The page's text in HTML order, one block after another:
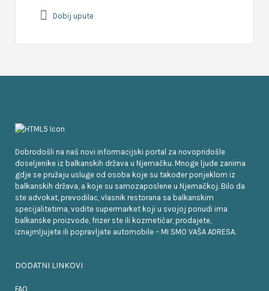
Dobij upute
Dobrodošli na naš novi informacijski portal za novopridošle
doseljenike iz balkanskih država u Njemačku. Mnoge ljude zanima
gdje se pružaju usluge od osoba koje su također porijeklom iz
balkanskih država, a koje su samozaposlene u Njemačkoj. Bilo da
ste advokat, prevodilac, vlasnik restorana sa balkanskim
specijalitetima, vodite supermarket koji u svojoj ponudi ima
balkanske proizvode, frizer ste ili kozmetičar, prodajete,
iznajmljujete ili popravljate automobile – MI SMO VAŠA ADRESA.
DODATNI LINKOVI
FAQ